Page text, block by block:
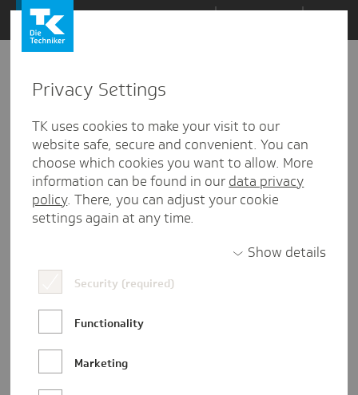
Zum
Inhalt
springen
den
Kommentaren
Privacy Settings
TK uses cookies to make your visit to our
website safe, secure and convenient. You can
choose which cookies you want to allow. More
information can be found in our data privacy
policy. There, you can adjust your cookie
settings again at any time.
Show details
Security (required)
Functionality
Marketing